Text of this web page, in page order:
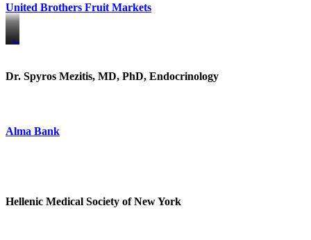
United Brothers Fruit Markets
https://www.unitedbrothersfruitmarkets.com/
https://www.unitedbrothersfruitmarkets.com/
Dr. Spyros Mezitis, MD, PhD, Endocrinology
Alma Bank
Hellenic Medical Society of New York